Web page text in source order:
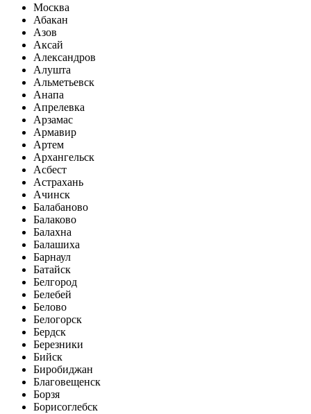
Москва
Абакан
Азов
Аксай
Александров
Алушта
Альметьевск
Анапа
Апрелевка
Арзамас
Армавир
Артем
Архангельск
Асбест
Астрахань
Ачинск
Балабаново
Балаково
Балахна
Балашиха
Барнаул
Батайск
Белгород
Белебей
Белово
Белогорск
Бердск
Березники
Бийск
Биробиджан
Благовещенск
Борзя
Борисоглебск